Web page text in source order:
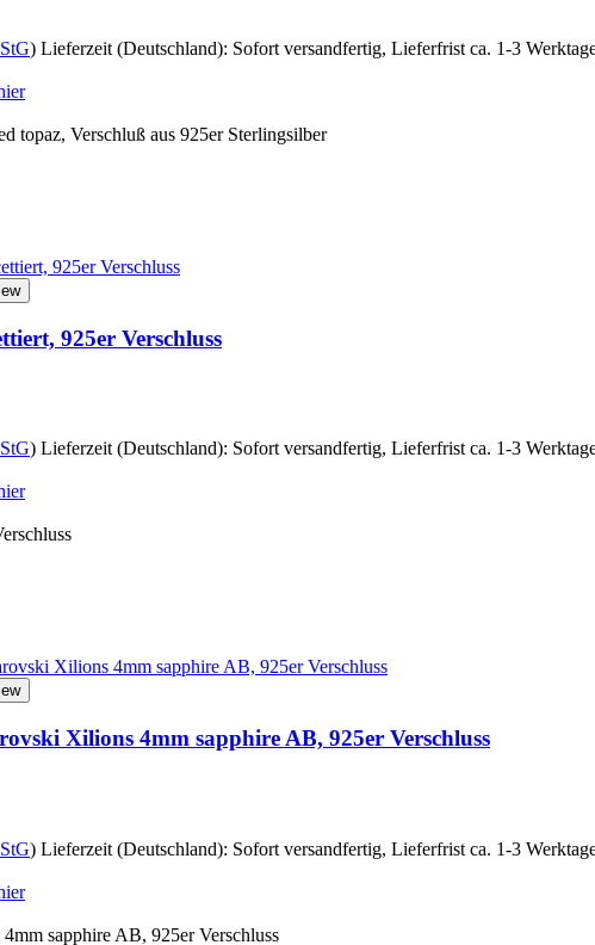
) Lieferzeit (Deutschland): Sofort versandfertig, Lieferfrist ca. 1-3
topaz, Verschluß aus 925er Sterlingsilber
925er Verschluss
) Lieferzeit (Deutschland): Sofort versandfertig, Lieferfrist ca. 1-3
Xilions 4mm sapphire AB, 925er Verschluss
) Lieferzeit (Deutschland): Sofort versandfertig, Lieferfrist ca. 1-3
sapphire AB, 925er Verschluss